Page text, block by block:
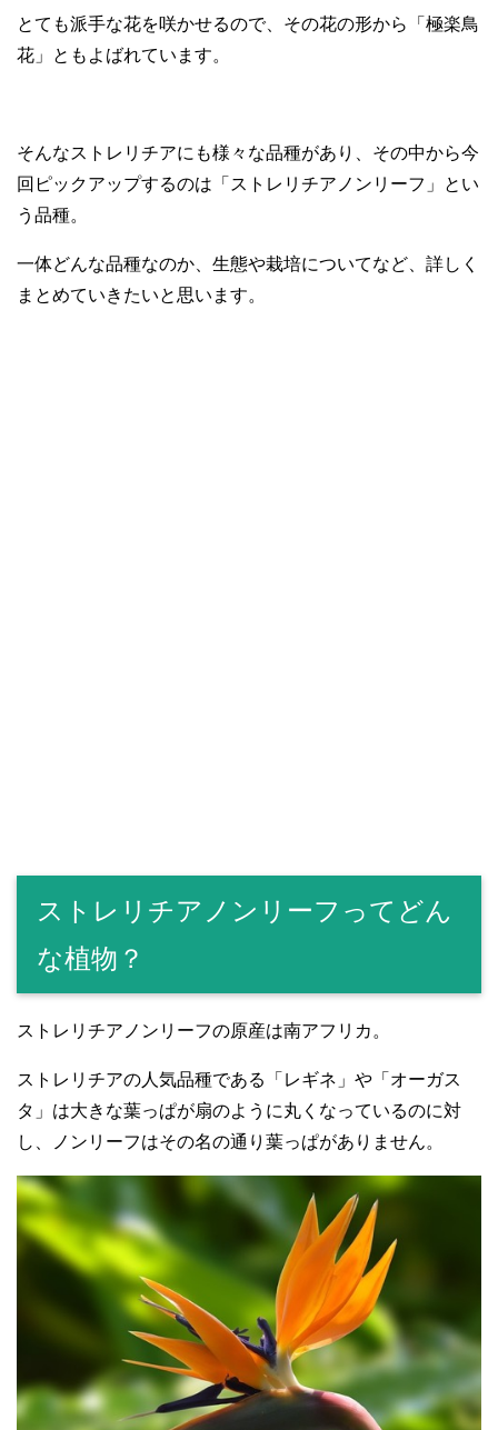
とても派手な花を咲かせるので、その花の形から「極楽鳥
花」ともよばれています。
そんなストレリチアにも様々な品種があり、その中から今
回ピックアップするのは「ストレリチアノンリーフ」とい
う品種。
一体どんな品種なのか、生態や栽培についてなど、詳しく
まとめていきたいと思います。
ストレリチアノンリーフってどん
な植物？
ストレリチアノンリーフの原産は南アフリカ。
ストレリチアの人気品種である「レギネ」や「オーガス
タ」は大きな葉っぱが扇のように丸くなっているのに対
し、ノンリーフはその名の通り葉っぱがありません。